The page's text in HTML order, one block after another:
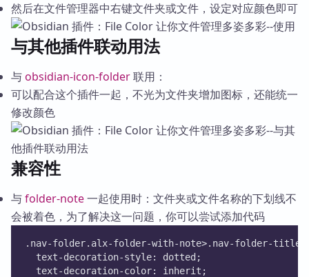
然后在文件管理器中右键文件夹或文件，设定对应颜色即可
与其他插件联动用法
与obsidian-icon-folder联用：
可以配合这个插件一起，不光为文件夹增加图标，还能统一
修改颜色
兼容性
与folder-note一起使用时：文件夹或文件名称的下划线不
会被着色，为了解决这一问题，你可以尝试添加代码
.nav-folder.alx-folder-with-note>.nav-folder-
  text-decoration-style: dotted;
  text-decoration-color: inherit;